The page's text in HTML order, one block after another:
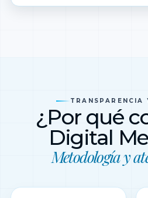
TRANSPARENCIA
¿Por qué
Digital
Metodología y